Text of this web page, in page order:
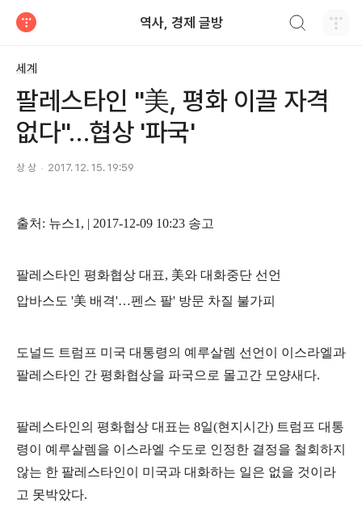
역사, 경제 글방
세계
팔레스타인 "美, 평화 이끌 자격
없다"…협상 '파국'
상 상 2017. 12. 15. 19:59
출처 : 뉴스1, | 2017-12-09 10:23 송고
팔레스타인 평화협상 대표, 美와 대화중단 선언
압바스도 '美 배격'…펜스 팔' 방문 차질 불가피
도널드 트럼프 미국 대통령의 예루살렘 선언이 이스라엘과
팔레스타인 간 평화협상을 파국으로 몰고간 모양새다.
팔레스타인의 평화협상 대표는 8일(현지시간) 트럼프 대통
령이 예루살렘을 이스라엘 수도로 인정한 결정을 철회하지
않는 한 팔레스타인이 미국과 대화하는 일은 없을 것이라
고 못박았다.